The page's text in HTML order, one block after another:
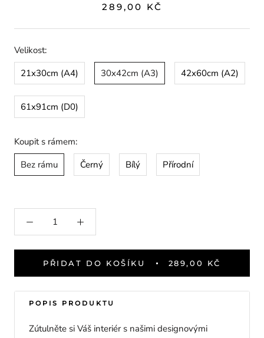
289,00 KČ
Velikost:
21x30cm (A4)
30x42cm (A3) 42x60cm (A2)
61x91cm (D0)
Koupit s rámem:
Bez rámu
Černý Bílý Přírodní
PŘIDAT DO KOŠÍKU 289,00 KČ
POPIS PRODUKTU
Zútulněte si Váš interiér s našimi designovými